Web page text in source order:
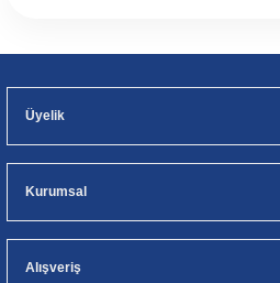
Üyelik
Kurumsal
Alışveriş